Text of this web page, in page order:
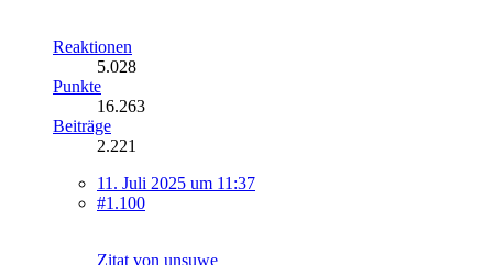
Reaktionen
5.028
Punkte
16.263
Beiträge
2.221
11. Juli 2025 um 11:37
#1.100
Zitat von unsuwe